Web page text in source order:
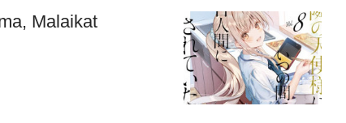
Malaikat